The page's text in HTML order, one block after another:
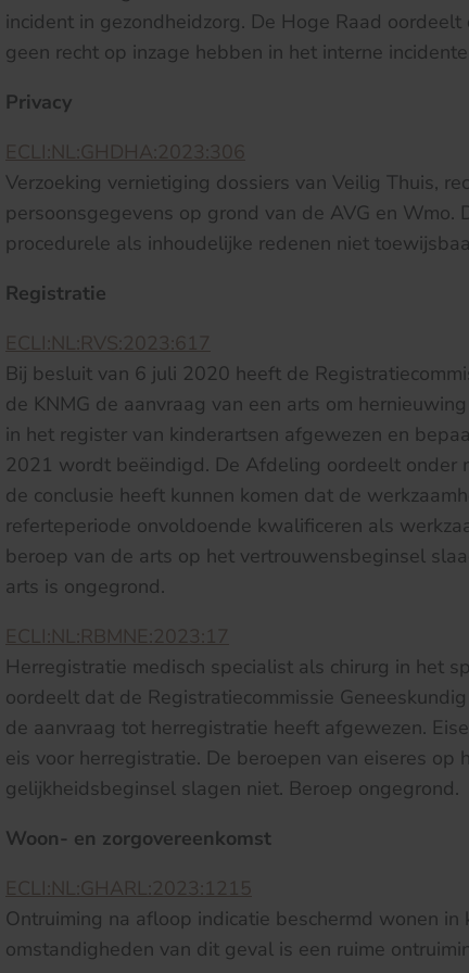
incident in gezondheidzorg. De Hoge Raad
geen recht op inzage hebben in het interne
Privacy
ECLI:NL:GHDHA:2023:306
Verzoeking vernietiging dossiers van Veilig Thuis,
persoonsgegevens op grond van de AVG en Wmo.
procedurele als inhoudelijke redenen niet
Registratie
ECLI:NL:RVS:2023:617
Bij besluit van 6 juli 2020 heeft de
de KNMG de aanvraag van een arts om
in het register van kinderartsen afgewezen en
2021 wordt beëindigd. De Afdeling oordeelt onder
de conclusie heeft kunnen komen dat de
referteperiode onvoldoende kwalificeren als
beroep van de arts op het vertrouwensbeginsel
arts is ongegrond.
ECLI:NL:RBMNE:2023:17
Herregistratie medisch specialist als chirurg in het
oordeelt dat de Registratiecommissie
de aanvraag tot herregistratie heeft afgewezen.
eis voor herregistratie. De beroepen van eiseres
gelijkheidsbeginsel slagen niet. Beroep ongegrond.
Woon- en zorgovereenkomst
ECLI:NL:GHARL:2023:1215
Ontruiming na afloop indicatie beschermd wonen
omstandigheden van dit geval is een ruime